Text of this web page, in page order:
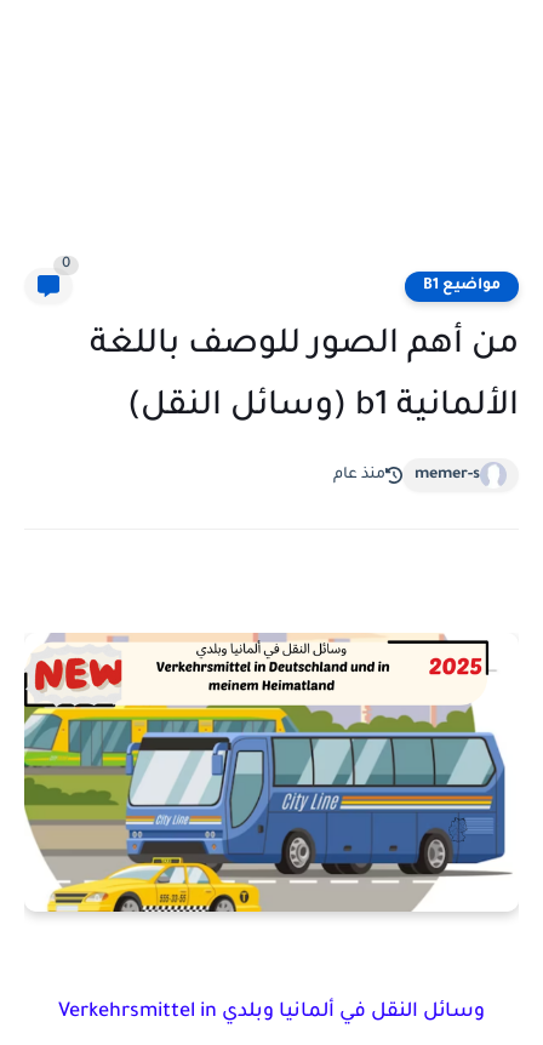
مواضيع B1
0
من أهم الصور للوصف باللغة
الألمانية b1 (وسائل النقل)
memer-s منذ عام
وسائل النقل في ألمانيا وبلدي Verkehrsmittel in